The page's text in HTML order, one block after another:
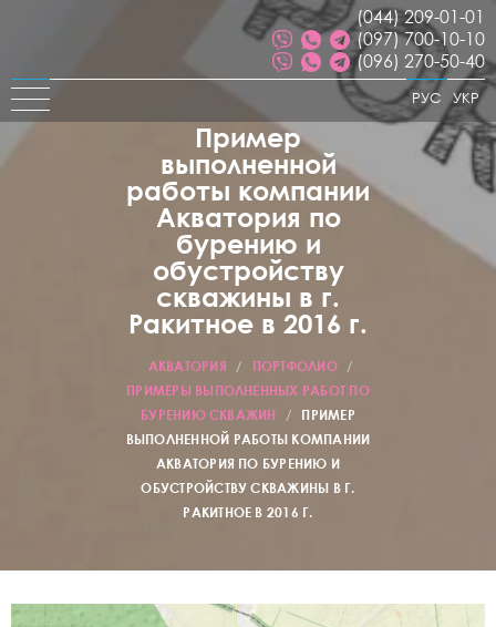
(044) 209-01-01
(097) 700-10-10
(096) 270-50-40
УКР
РУС
Пример
выполненной
работы компании
Акватория по
бурению и
обустройству
скважины в г.
Ракитное в 2016 г.
АКВАТОРИЯ / ПОРТФОЛИО
/
ПРИМЕРЫ ВЫПОЛНЕННЫХ РАБОТ ПО
БУРЕНИЮ СКВАЖИН
/
ПРИМЕР
ВЫПОЛНЕННОЙ РАБОТЫ КОМПАНИИ
АКВАТОРИЯ ПО БУРЕНИЮ И
ОБУСТРОЙСТВУ СКВАЖИНЫ В Г.
РАКИТНОЕ В 2016 Г.